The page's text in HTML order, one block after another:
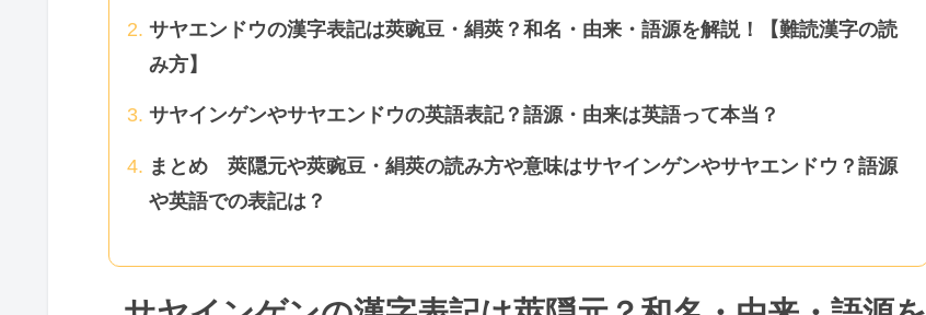
サヤエンドウの漢字表記は莢豌豆・絹莢？和名・由来・語源を解説！【難読漢字の読
み方】
サヤインゲンやサヤエンドウの英語表記？語源・由来は英語って本当？
まとめ 莢隠元や莢豌豆・絹莢の読み方や意味はサヤインゲンやサヤエンドウ？語源
や英語での表記は？